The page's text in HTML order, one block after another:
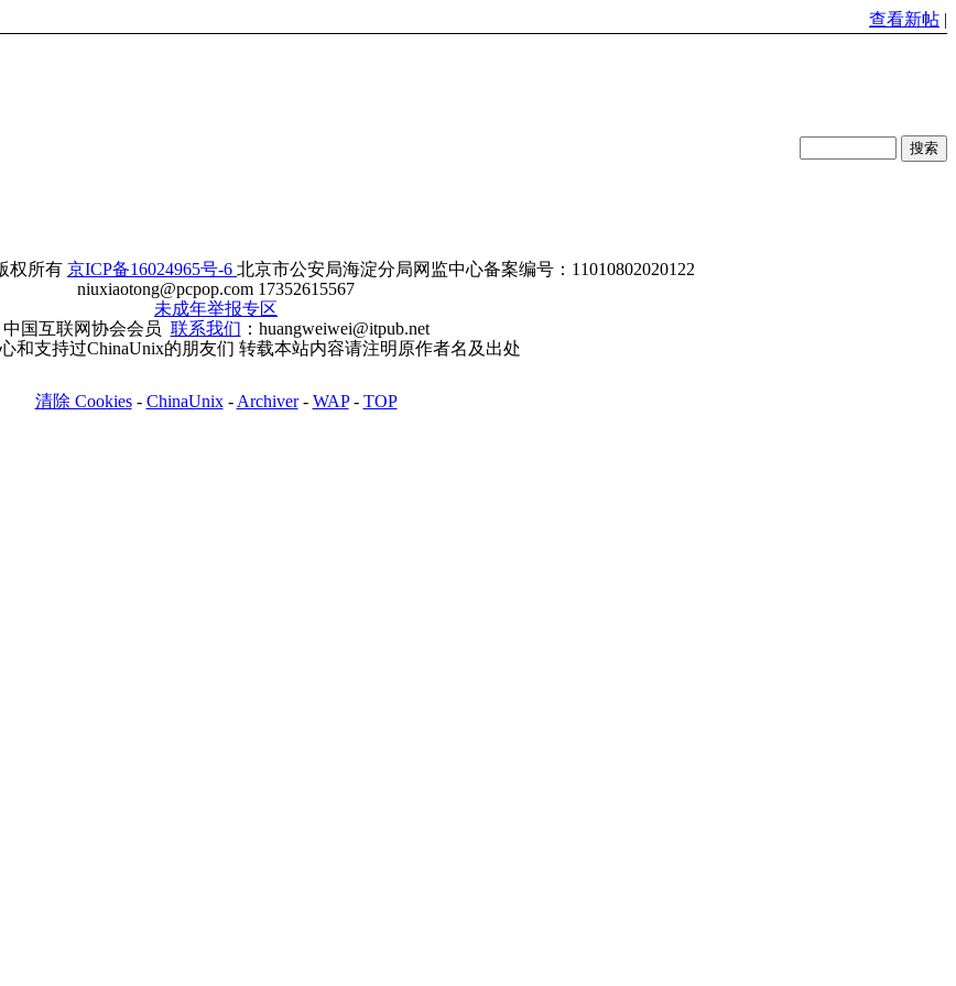
查看新帖 |
权所有 京ICP备16024965号-6 北京市公安局海淀分局网监中心备案编号：11010802020122
niuxiaotong@pcpop.com 17352615567
未成年举报专区
中国互联网协会会员 联系我们 ：huangweiwei@itpub.net
和支持过ChinaUnix的朋友们 转载本站内容请注明原作者名及出处
清除 Cookies- ChinaUnix- Archiver- WAP- TOP